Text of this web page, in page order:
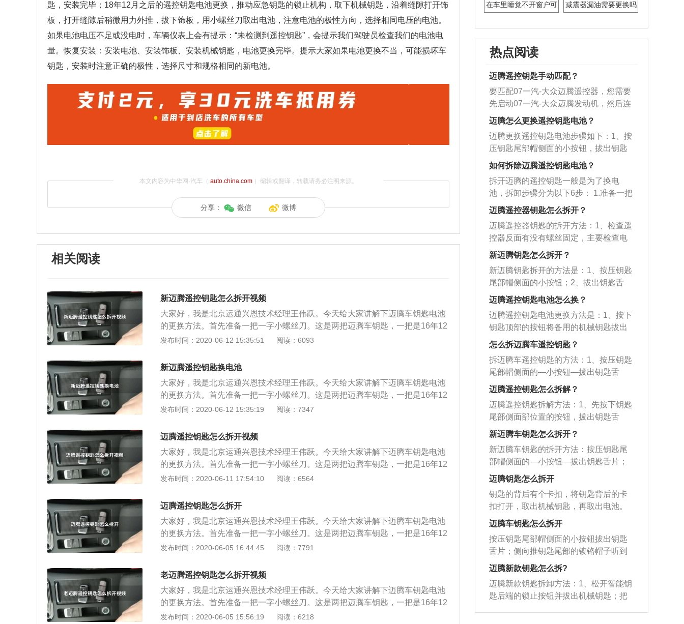
匙，安装完毕；18年12月之后的遥控钥匙电池更换，推动应急钥匙的锁止机构，取下机械钥匙，沿着缝隙打开饰
板，打开缝隙后稍微用力外推，拔下饰板，用小螺丝刀取出电池，注意电池的极性方向，选择相同电压的电池。
如果电池电压不足或没电时，车辆仪表上会有提示 ： “未检测到遥控钥匙”，会提示我们驾驶员检查我们的电池电
量。恢复安装：安装电池、安装饰板、安装机械钥匙，电池更换完毕。提示大家如果电池更换不当，可能损坏车
钥匙，安装时注意正确的极性，选择尺寸和规格相同的新电池。
本文内容为中华网·汽车（ auto.china.com）编辑或翻译，转载请务必注明来源。
分享： 微信 微博
相关阅读
新迈腾遥控钥匙怎么拆开视频
大家好，我是北京运通兴恩技术经理王伟跃。今天给大家讲解下迈腾车钥匙电池
的更换方法。首先准备一把一字小螺丝刀。这是两把迈腾车钥匙，一把是16年12
月之前的车钥匙，一把是16年之后的车钥匙，更换电池的方法不同。我们先来讲
推动金属饰盖，取下金属饰盖，沿着缝隙打开盖板，两侧要均匀，注意电池的极
性，正极向外，用一字小螺丝刀取出电池，选择相同型号的电池安装，安装方法
与拆卸相反：安装电池、安装饰盖、安装金属盖、锁止机构、安装机械钥匙，安
装完毕；18年12月之后的遥控钥匙电池更换，推动应急钥匙的锁止机构，取下机
械钥匙，沿着缝隙打开饰板，打开缝隙后稍微用力外推，拔下饰板，用小螺丝刀
电时，车辆仪表上会有提示：“未检测到遥控钥匙”，会提示我们驾驶员检查我们
的电池电量。恢复安装：安装电池、安装饰板、安装机械钥匙，电池更换完毕。
提示大家如果电池更换不当，可能损坏车钥匙，安装时注意正确的极性，选择尺
发布时间：2020-06-12 15:35:51 阅读：6093
新迈腾遥控钥匙换电池
大家好，我是北京运通兴恩技术经理王伟跃。今天给大家讲解下迈腾车钥匙电池
的更换方法。首先准备一把一字小螺丝刀。这是两把迈腾车钥匙，一把是16年12
月之前的车钥匙，一把是16年之后的车钥匙，更换电池的方法不同。我们先来讲
推动金属饰盖，取下金属饰盖，沿着缝隙打开盖板，两侧要均匀，注意电池的极
性，正极向外，用一字小螺丝刀取出电池，选择相同型号的电池安装，安装方法
与拆卸相反：安装电池、安装饰盖、安装金属盖、锁止机构、安装机械钥匙，安
装完毕；18年12月之后的遥控钥匙电池更换，推动应急钥匙的锁止机构，取下机
械钥匙，沿着缝隙打开饰板，打开缝隙后稍微用力外推，拔下饰板，用小螺丝刀
电时，车辆仪表上会有提示：“未检测到遥控钥匙”，会提示我们驾驶员检查我们
的电池电量。恢复安装：安装电池、安装饰板、安装机械钥匙，电池更换完毕。
提示大家如果电池更换不当，可能损坏车钥匙，安装时注意正确的极性，选择尺
发布时间：2020-06-12 15:35:19 阅读：7347
迈腾遥控钥匙怎么拆开视频
大家好，我是北京运通兴恩技术经理王伟跃。今天给大家讲解下迈腾车钥匙电池
的更换方法。首先准备一把一字小螺丝刀。这是两把迈腾车钥匙，一把是16年12
月之前的车钥匙，一把是16年之后的车钥匙，更换电池的方法不同。我们先来讲
推动金属饰盖，取下金属饰盖，沿着缝隙打开盖板，两侧要均匀，注意电池的极
性，正极向外，用一字小螺丝刀取出电池，选择相同型号的电池安装，安装方法
与拆卸相反：安装电池、安装饰盖、安装金属盖、锁止机构、安装机械钥匙，安
装完毕；18年12月之后的遥控钥匙电池更换，推动应急钥匙的锁止机构，取下机
械钥匙，沿着缝隙打开饰板，打开缝隙后稍微用力外推，拔下饰板，用小螺丝刀
电时，车辆仪表上会有提示：“未检测到遥控钥匙”，会提示我们驾驶员检查我们
的电池电量。恢复安装：安装电池、安装饰板、安装机械钥匙，电池更换完毕。
提示大家如果电池更换不当，可能损坏车钥匙，安装时注意正确的极性，选择尺
发布时间：2020-06-11 17:54:10 阅读：6564
迈腾遥控钥匙怎么拆开
大家好，我是北京运通兴恩技术经理王伟跃。今天给大家讲解下迈腾车钥匙电池
的更换方法。首先准备一把一字小螺丝刀。这是两把迈腾车钥匙，一把是16年12
月之前的车钥匙，一把是16年之后的车钥匙，更换电池的方法不同。我们先来讲
推动金属饰盖，取下金属饰盖，沿着缝隙打开盖板，两侧要均匀，注意电池的极
性，正极向外，用一字小螺丝刀取出电池，选择相同型号的电池安装，安装方法
与拆卸相反：安装电池、安装饰盖、安装金属盖、锁止机构、安装机械钥匙，安
装完毕；18年12月之后的遥控钥匙电池更换，推动应急钥匙的锁止机构，取下机
械钥匙，沿着缝隙打开饰板，打开缝隙后稍微用力外推，拔下饰板，用小螺丝刀
发布时间：2020-06-05 16:44:45 阅读：7791
老迈腾遥控钥匙怎么拆开视频
大家好，我是北京运通兴恩技术经理王伟跃。今天给大家讲解下迈腾车钥匙电池
的更换方法。首先准备一把一字小螺丝刀。这是两把迈腾车钥匙，一把是16年12
月之前的车钥匙，一把是16年之后的车钥匙，更换电池的方法不同。我们先来讲
发布时间：2020-06-05 15:56:19 阅读：6218
在车里睡觉不开窗户可
减震器漏油需要更换吗
热点阅读
迈腾遥控钥匙手动匹配？
要匹配07一汽-大众迈腾遥控器，您需要
先启动07一汽-大众迈腾发动机，然后连
接07一汽-大众迈腾整车的电子系统。匹
配07一汽大众麦腾遥控器的具体操作步
骤如下：1、打开一汽大众迈腾司机的车
门。2、踩下一汽大众迈腾制动踏板，准
备启动一汽大众迈腾发动机。3、按下一
汽大众迈腾一键启动按钮。4、一汽大众
迈腾的仪表灯全部亮起，证明一汽大众
众迈腾驾驶员侧车门的门锁钥匙，按住
超过5秒后不要松开。可完成一汽大众麦
腾遥控器的匹配。
迈腾怎么更换遥控钥匙电池？
迈腾更换遥控钥匙电池步骤如下：1、按
压钥匙尾部帽侧面的小按钮，拔出钥匙
舌片。2、侧向推钥匙尾部的镀铬帽子，
听到“嗒”声后即可向上拔出帽子。3、用
两手指的大拇指抠在侧面槽内，掰开分
开钥匙盒成两瓣。4、买来直径与厚度均
与原装电池相同的3V纽扣电池，更换即
可。5、注意正负极面别搞反了。6、遥
控钥匙指不用把钥匙键插入锁孔中就可
无需探明锁孔，免去插钥匙开车门的繁
琐过程，可以远距离、方便地进行开锁
和闭锁。
如何拆除迈腾遥控钥匙电池？
拆开迈腾的遥控钥匙一般是为了换电
池，拆卸步骤分为以下6步： 1.准备一把
约3mm宽的一字螺丝刀和一颗电池（CR
2032）。 2.推动应急钥匙的锁止机构，
取下机械钥匙。 3.沿机械钥匙孔插入一
字螺丝刀，稍微用力沿顺时针方向转
动，直至钥匙盖弹出。 4.取出旧电池，
记住正负极。 5.放入新电池，只能用相
同电压、相同结构尺寸和规格的新电池
插入机械钥匙。
迈腾遥控器钥匙怎么拆开？
迈腾遥控器钥匙的拆开方法：1、检查遥
控器反面有没有螺丝固定，主要检查电
池盒和遥控器背部有没有贴纸；2、有贴
纸的话用手仔细检查贴纸里面是否有螺
丝孔，有螺丝就卸除螺丝；3、然后可以
用一字螺丝刀延后盖一圈轻轻撬开后盖
即可。大众汽车是一家总部位于德国沃
尔夫斯堡的汽车制造公司，大众迈腾特
征：1、车身尺寸方面：长宽高分别为48
12mm；2、动力方面：迈腾搭载1.8TSI
发动机匹配6速Tiptronic手自动一体变速
箱。
新迈腾钥匙怎么拆开？
新迈腾钥匙拆开的方法是：1、按压钥匙
尾部帽侧面的小按钮；2、拔出钥匙舌
片；3、侧向推钥匙尾部的镀铬帽子，听
到嗒声后即可向上拔出帽子；4、用两手
指的大拇指抠在侧面槽内掰开钥匙盒即
可拆开。新迈腾是大众旗下的第一款B级
轿车，其车身长宽高分别是4866mm、1
832mm、1464mm，轴距为2812mm，
最高时速是每小时230km，驱动方式为
（低功率版）、2.0TSI（高功率版）。
迈腾遥控钥匙电池怎么换？
迈腾遥控钥匙电池更换方法是：1、按下
钥匙顶部的按钮将备用的机械钥匙拔出
来；2、从侧面用力推动钥匙顶部的金属
帽，然后取下金属帽；3、分离外壳，取
出旧的电池安装新的电池即可。迈腾是
大众旗下的一款中型轿车，车身长宽高
为4866mm、1832mm、1464mm，轴距
为2812mm。迈腾的特色：1、激情的动
力表现；2、舒适的驾控；3、全方位安
商务豪华装备。
怎么拆迈腾车遥控钥匙？
拆迈腾车遥控钥匙的方法：1、按压钥匙
尾部帽侧面的—小按钮—拔出钥匙舌
片；2、侧向推钥匙尾部的镀铬帽子—听
到嗒声后即可向上拔出帽子；3、用两手
指的大拇指抠在侧面槽内—掰开钥匙盒
即可拆开。迈腾是一汽大众生产和销售
的第一款B级轿车。迈腾搭载的1.8TSI发
动机是德国大众汽车新一代发动机，凝
聚了目前国际上先进的发动机技术水
车身尺寸方面，迈腾的长宽高分别为486
6mm、1832mm、1464mm。
迈腾遥控钥匙怎么拆解？
迈腾遥控钥匙拆解方法：1、先按下钥匙
尾部侧面部位置的按钮，拔出钥匙舌
片；2、然后在侧面的方向往上用力推开
钥匙尾部的帽子，向上拔出帽子；3、接
下来沿着中线卡槽掰开钥匙盒即可完
成。迈腾是大众旗下一款b级车，这款车
的尺寸为长4866mm、宽1832mm、高1
464mm，轴距为2812mm。迈腾搭载的
1.8TSI发动机是德国大众汽车新一代发
技术与汽油缸内直喷技术完美结合在一
起，使其能够提供更大的功率和更好的
扭矩特性。
新迈腾车钥匙怎么拆开？
新迈腾车钥匙的拆开方法：按压钥匙尾
部帽侧面的—小按钮—拔出钥匙舌片；
侧向推钥匙尾部的镀铬帽子—听到嗒声
后即可向上拔出帽子；用两手指的大拇
指抠在侧面槽内—掰开钥匙盒即可拆
开。新迈腾的车身尺寸长宽高分别为493
3mm、1836mm、1469mm，轴距为287
1mm。新款迈腾一共使用了三款发动
机，分别是1.4升涡轮增压发动机、低功
升涡轮增压发动机，与这三款发动机匹
配的都是7速双离合变速箱。
迈腾钥匙怎么拆开
钥匙的背后有个卡扣，将钥匙背后的卡
扣打开，取出机械钥匙，再取出电池。
汽车智能钥匙是常见的无钥匙进入系
统，无钥匙进入系统，采用世界最先进
的无线射频技术和最先进的车辆编码识
别系统，当驾驶员触碰车门把手时，传
感器探测到智能钥匙发出的信号，自动
打开车门，驾驶员在离开车辆时，汽车
可以自动上锁并进入防盗模式。随着无
迈腾车钥匙怎么拆开
按压钥匙尾部帽侧面的小按钮拔出钥匙
舌片；侧向推钥匙尾部的镀铬帽子听到
嗒声后即可向上拔出帽子；用两手指的
大拇指抠在侧面槽内掰开钥匙盒即可拆
开。靠近汽车时，驾驶员将口袋里的钥
匙靠近汽车时，钥匙和汽车便开始通过
无线电交换已设定好的指令信息。随即
迈腾新款钥匙怎么拆?
迈腾新款钥匙拆卸方法：1、松开智能钥
匙后端的锁止按钮并拔出机械钥匙；把